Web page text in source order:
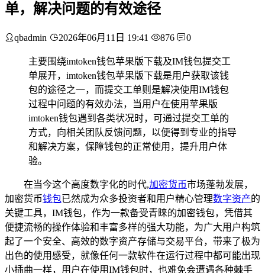
单，解决问题的有效途径
qbadmin 2026年06月11日 19:41 876 0
主要围绕imtoken钱包苹果版下载及IM钱包提交工
单展开，imtoken钱包苹果版下载是用户获取该钱
包的途径之一，而提交工单则是解决使用IM钱包
过程中问题的有效办法，当用户在使用苹果版
imtoken钱包遇到各类状况时，可通过提交工单的
方式，向相关团队反馈问题，以便得到专业的指导
和解决方案，保障钱包的正常使用，提升用户体
验。
在当今这个高度数字化的时代,加密货币市场蓬勃发展，
加密货币钱包已然成为众多投资者和用户精心管理数字资产的
关键工具，IM钱包，作为一款备受青睐的加密钱包，凭借其
便捷流畅的操作体验和丰富多样的强大功能，为广大用户构筑
起了一个安全、高效的数字资产存储与交易平台，带来了极为
出色的使用感受，就像任何一款软件在运行过程中都可能出现
小插曲一样，用户在使用IM钱包时，也难免会遭遇各种棘手